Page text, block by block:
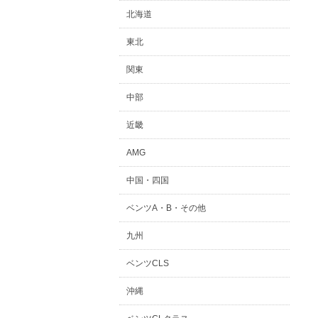
北海道
東北
関東
中部
近畿
AMG
中国・四国
ベンツA・B・その他
九州
ベンツCLS
沖縄